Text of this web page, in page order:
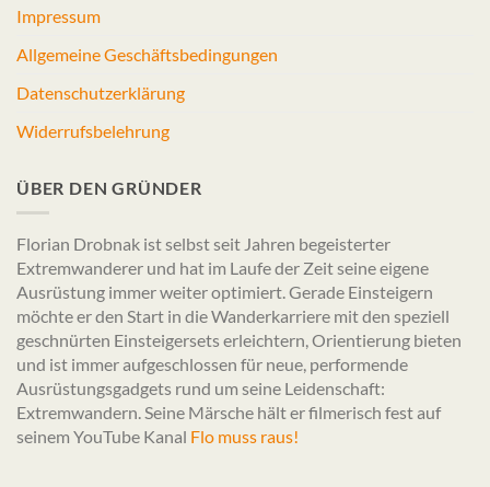
Impressum
Allgemeine Geschäftsbedingungen
Datenschutzerklärung
Widerrufsbelehrung
ÜBER DEN GRÜNDER
Florian Drobnak ist selbst seit Jahren begeisterter
Extremwanderer und hat im Laufe der Zeit seine eigene
Ausrüstung immer weiter optimiert. Gerade Einsteigern
möchte er den Start in die Wanderkarriere mit den speziell
geschnürten Einsteigersets erleichtern, Orientierung bieten
und ist immer aufgeschlossen für neue, performende
Ausrüstungsgadgets rund um seine Leidenschaft:
Extremwandern. Seine Märsche hält er filmerisch fest auf
seinem YouTube Kanal Flo muss raus!